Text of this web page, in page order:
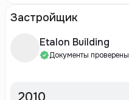
Застройщик
Etalon Building
Документы проверены